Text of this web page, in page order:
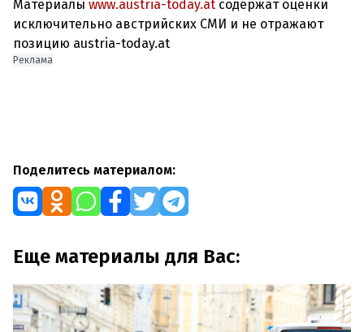
Материалы www.austria-today.at содержат оценки
исключительно австрийских СМИ и не отражают
позицию austria-today.at
Реклама
Поделитесь материалом:
Еще материалы для Вас: